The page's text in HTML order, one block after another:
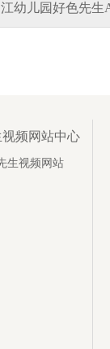
幼儿园好色先生
频网站中心
生视频网站